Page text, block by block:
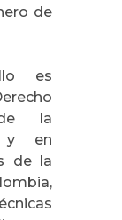
de
es
la
y en
de la